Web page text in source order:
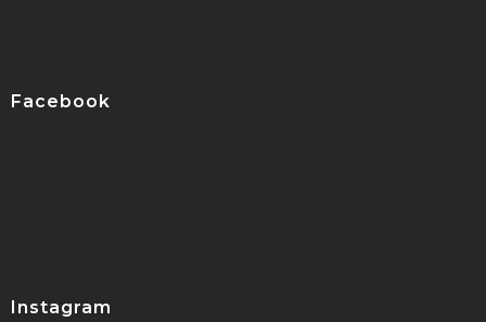
Facebook
Instagram